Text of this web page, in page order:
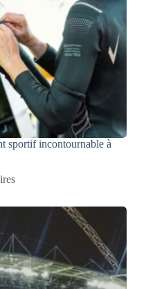
sportif incontournable à